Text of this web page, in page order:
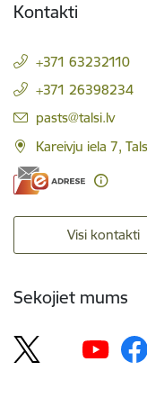
Kontakti
+371 63232110
+371 26398234
E-pasts:
pasts@talsi.lv
Kareivju iela 7,
Visi kontakti
Sekojiet mums